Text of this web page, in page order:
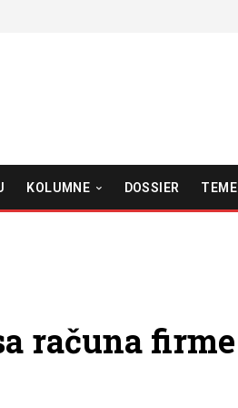
KOLUMNE DOSSIER TEME
računa firme